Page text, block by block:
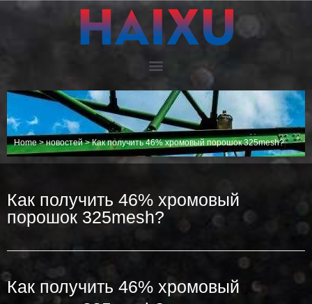
Home>новостей>Как получить 46% хромовый порошок 325mesh?
Как получить 46% хромовый
порошок 325mesh?
Как получить 46% хромовый